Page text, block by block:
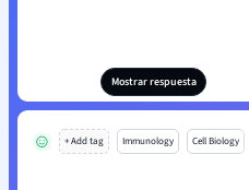
Mostrar respuesta
+ Add tag Immunology Cell Biology